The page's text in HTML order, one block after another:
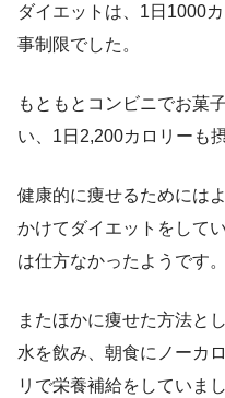
ダイエットは、1日1000
事制限でした。
もともとコンビニでお菓
い、1日2,200カロリーも
健康的に痩せるためには
かけてダイエットをして
は仕方なかったようです。
またほかに痩せた方法と
水を飲み、朝食にノーカ
リで栄養補給をしていまし